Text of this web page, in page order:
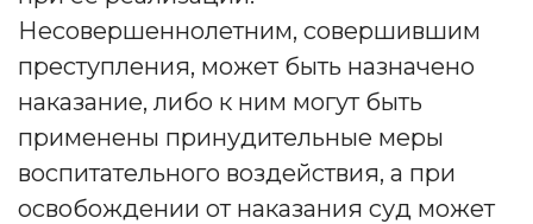
Несовершеннолетним, совершившим
преступления, может быть назначено
наказание, либо к ним могут быть
применены принудительные меры
воспитательного воздействия, а при
освобождении от наказания суд может